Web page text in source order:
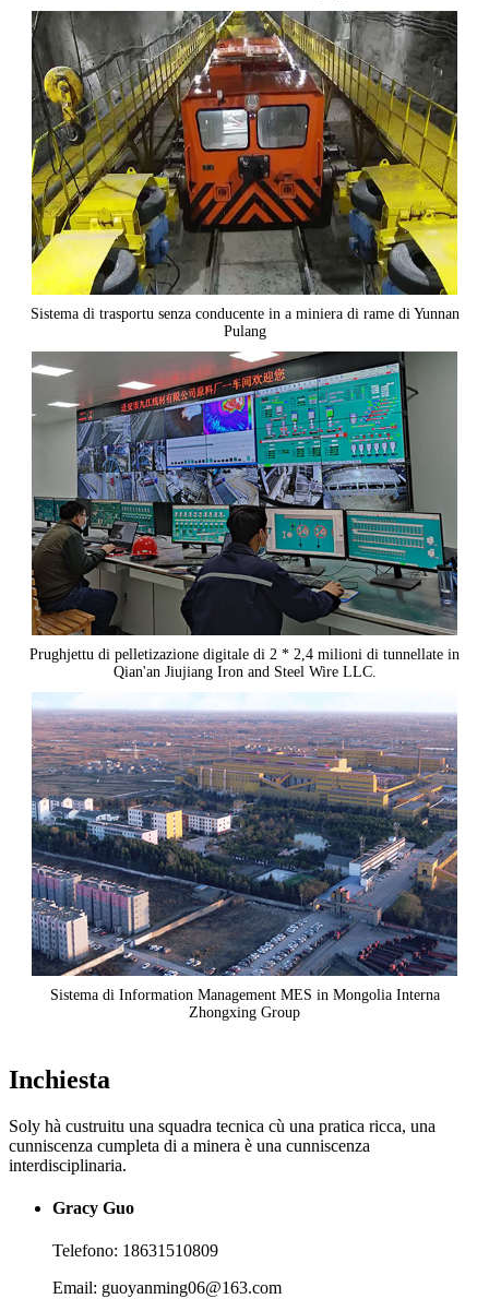
Sistema di trasportu senza conducente in a miniera di rame di Yunnan
Pulang
Prughjettu di pelletizazione digitale di 2 * 2,4 milioni di tunnellate in
Qian'an Jiujiang Iron and Steel Wire LLC.
Sistema di Information Management MES in Mongolia Interna
Zhongxing Group
Inchiesta
Soly hà custruitu una squadra tecnica cù una pratica ricca, una
cunniscenza cumpleta di a minera è una cunniscenza
interdisciplinaria.
Gracy Guo
Telefono: 18631510809
Email: guoyanming06@163.com